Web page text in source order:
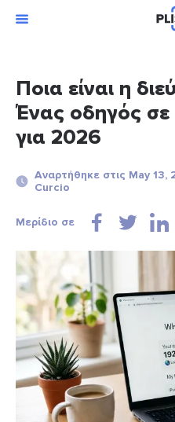
Ποια είναι η
Ένας οδηγός
για 2026
Αναρτήθηκε στις May
Curcio
Μερίδιο σε